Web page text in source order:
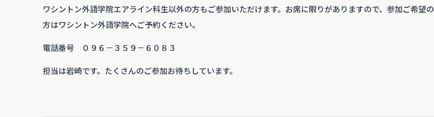
ワシントン外語学院エアライン科生以外の方もご参加いただけます。お席に限りがありますので、参加ご希望の
方はワシントン外語学院へご予約ください。
電話番号 ０９６－３５９－６０８３
担当は岩崎です。たくさんのご参加お待ちしています。